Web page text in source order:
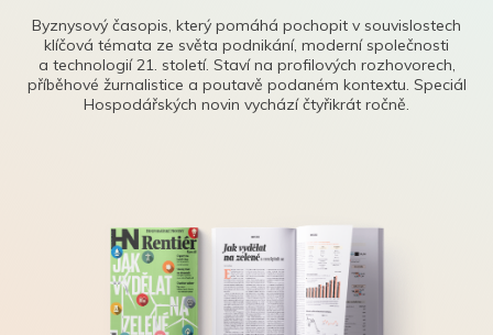
Byznysový časopis, který pomáhá pochopit v souvislostech
klíčová témata ze světa podnikání, moderní společnosti
a technologií 21. století. Staví na profilových rozhovorech,
příběhové žurnalistice a poutavě podaném kontextu. Speciál
Hospodářských novin vychází čtyřikrát ročně.